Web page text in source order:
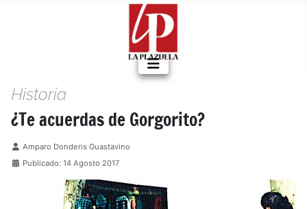
Historia
¿Te acuerdas de Gorgorito?
Detalles
Amparo Donderis Guastavino
Publicado: 14 Agosto 2017